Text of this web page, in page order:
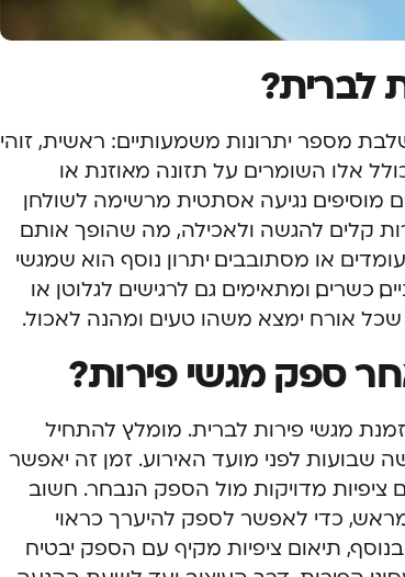
לברית?
מספר יתרונות משמעותיים: ראשית, זוהי
אלו השומרים על תזונה מאוזנת או
מוסיפים נגיעה אסתטית מרשימה לשולחן
קלים להגשה ולאכילה, מה שהופך אותם
או מסתובבים. יתרון נוסף הוא שמגשי
כשרים, ומתאימים גם לרגישים לגלוטן או
שכל אורח ימצא משהו טעים ומהנה לאכול.
ספק מגשי פירות?
מגשי פירות לברית. מומלץ להתחיל
שבועות לפני מועד האירוע. זמן זה יאפשר
ציפיות מדויקות מול הספק הנבחר. חשוב
כדי לאפשר לספק להיערך כראוי
תיאום ציפיות מקיף עם הספק יבטיח